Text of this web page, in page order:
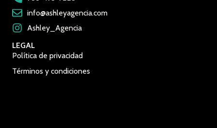
info@ashleyagencia.com
Ashley_Agencia
LEGAL
Política de privacidad
Términos y condiciones